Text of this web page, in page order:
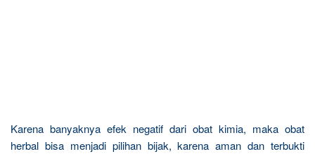
Karena banyaknya efek negatif dari obat kimia, maka obat
herbal bisa menjadi pilihan bijak, karena aman dan terbukti